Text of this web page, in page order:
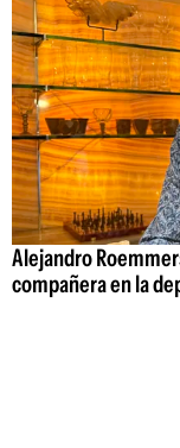
Alejandro
compañera en la